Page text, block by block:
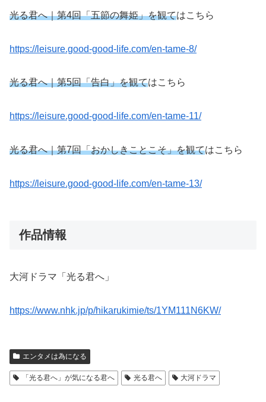
光る君へ｜第4回「五節の舞姫」を観てはこちら
https://leisure.good-good-life.com/en-tame-8/
光る君へ｜第5回「告白」を観てはこちら
https://leisure.good-good-life.com/en-tame-11/
光る君へ｜第7回「おかしきことこそ」を観てはこちら
https://leisure.good-good-life.com/en-tame-13/
作品情報
大河ドラマ「光る君へ」
https://www.nhk.jp/p/hikarukimie/ts/1YM111N6KW/
エンタメは為になる
「光る君へ」が気になる君へ 光る君へ 大河ドラマ